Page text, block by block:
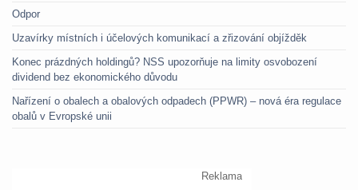
Odpor
Uzavírky místních i účelových komunikací a zřizování objížděk
Konec prázdných holdingů? NSS upozorňuje na limity osvobození
dividend bez ekonomického důvodu
Nařízení o obalech a obalových odpadech (PPWR) – nová éra regulace
obalů v Evropské unii